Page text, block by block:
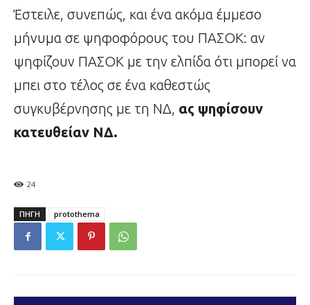
Έστειλε, συνεπώς, και ένα ακόμα έμμεσο
μήνυμα σε ψηφοφόρους του ΠΑΣΟΚ: αν
ψηφίζουν ΠΑΣΟΚ με την ελπίδα ότι μπορεί να
μπει στο τέλος σε ένα καθεστώς
συγκυβέρνησης με τη ΝΔ, ας ψηφίσουν
κατευθείαν ΝΔ.
24
ΠΗΓΗ protothema